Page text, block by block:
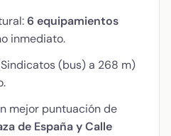
6 equipamientos
inmediato.
(bus) a 268 m)
mejor puntuación de
de España y Calle